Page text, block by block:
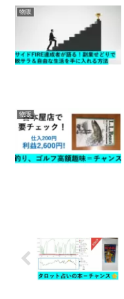
物販
物販